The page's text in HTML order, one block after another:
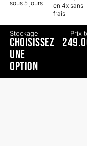
sous 5 jours
en 4x sans
frais
Stockage
CHOISISSEZ
UNE
OPTION
Prix